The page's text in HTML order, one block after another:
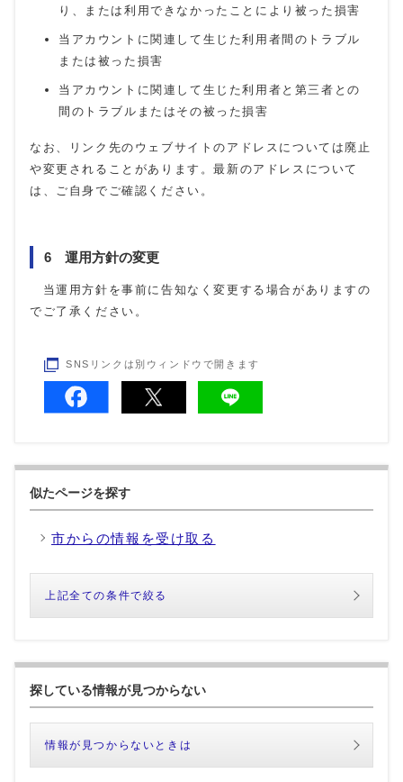
り、または利用できなかったことにより被った損害
当アカウントに関連して生じた利用者間のトラブル
または被った損害
当アカウントに関連して生じた利用者と第三者との
間のトラブルまたはその被った損害
なお、リンク先のウェブサイトのアドレスについては廃止
や変更されることがあります。最新のアドレスについて
は、ご自身でご確認ください。
6 運用方針の変更
当運用方針を事前に告知なく変更する場合がありますの
でご了承ください。
SNSリンクは別ウィンドウで開きます
似たページを探す
市からの情報を受け取る
上記全ての条件で絞る
探している情報が見つからない
情報が見つからないときは